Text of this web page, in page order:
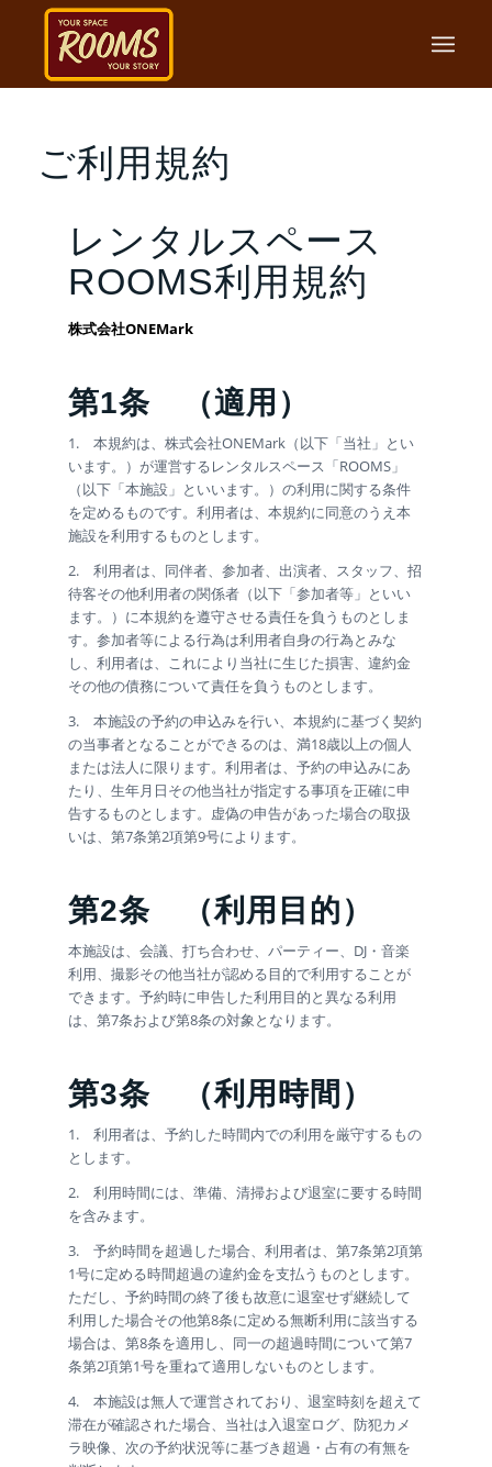
ご利用規約
レンタルスペース
ROOMS利用規約
株式会社ONEMark
第1条 （適用）
1. 本規約は、株式会社ONEMark（以下「当社」とい
います。）が運営するレンタルスペース「ROOMS」
（以下「本施設」といいます。）の利用に関する条件
を定めるものです。利用者は、本規約に同意のうえ本
施設を利用するものとします。
2. 利用者は、同伴者、参加者、出演者、スタッフ、招
待客その他利用者の関係者（以下「参加者等」といい
ます。）に本規約を遵守させる責任を負うものとしま
す。参加者等による行為は利用者自身の行為とみな
し、利用者は、これにより当社に生じた損害、違約金
その他の債務について責任を負うものとします。
3. 本施設の予約の申込みを行い、本規約に基づく契約
の当事者となることができるのは、満18歳以上の個人
または法人に限ります。利用者は、予約の申込みにあ
たり、生年月日その他当社が指定する事項を正確に申
告するものとします。虚偽の申告があった場合の取扱
いは、第7条第2項第9号によります。
第2条 （利用目的）
本施設は、会議、打ち合わせ、パーティー、DJ・音楽
利用、撮影その他当社が認める目的で利用することが
できます。予約時に申告した利用目的と異なる利用
は、第7条および第8条の対象となります。
第3条 （利用時間）
1. 利用者は、予約した時間内での利用を厳守するもの
とします。
2. 利用時間には、準備、清掃および退室に要する時間
を含みます。
3. 予約時間を超過した場合、利用者は、第7条第2項第
1号に定める時間超過の違約金を支払うものとします。
ただし、予約時間の終了後も故意に退室せず継続して
利用した場合その他第8条に定める無断利用に該当する
場合は、第8条を適用し、同一の超過時間について第7
条第2項第1号を重ねて適用しないものとします。
4. 本施設は無人で運営されており、退室時刻を超えて
滞在が確認された場合、当社は入退室ログ、防犯カメ
ラ映像、次の予約状況等に基づき超過・占有の有無を